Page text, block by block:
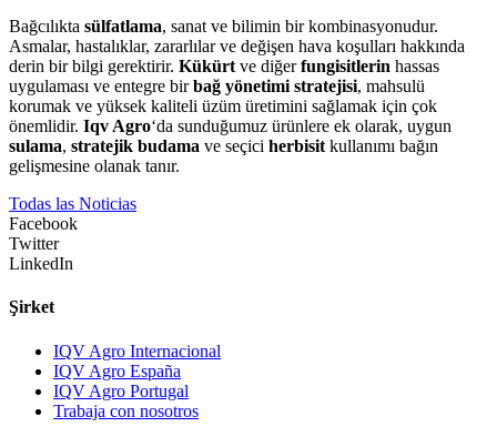
Bağcılıkta sülfatlama, sanat ve bilimin bir kombinasyonudur.
Asmalar, hastalıklar, zararlılar ve değişen hava koşulları hakkında
derin bir bilgi gerektirir. Kükürt ve diğerfungisitlerin hassas
uygulaması ve entegre birbağ yönetimi stratejisi, mahsulü
korumak ve yüksek kaliteli üzüm üretimini sağlamak için çok
önemlidir. Iqv Agro‘da sunduğumuz ürünlere ek olarak, uygun
sulama, stratejik budama ve seçici herbisit kullanımı bağın
gelişmesine olanak tanır.
Todas las Noticias
Facebook
Twitter
LinkedIn
Şirket
IQV Agro Internacional
IQV Agro España
IQV Agro Portugal
Trabaja con nosotros